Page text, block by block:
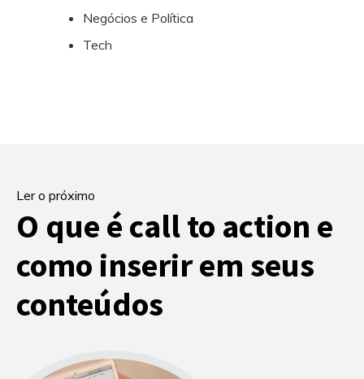
Negócios e Política
Tech
Ler o próximo
O que é call to action e
como inserir em seus
conteúdos